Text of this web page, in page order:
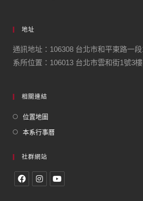
地址
通訊地址：106308 台北市和平東路一
系所位置：106013 台北市雲和街1號3樓
相關連結
位置地圖
本系行事曆
社群網站